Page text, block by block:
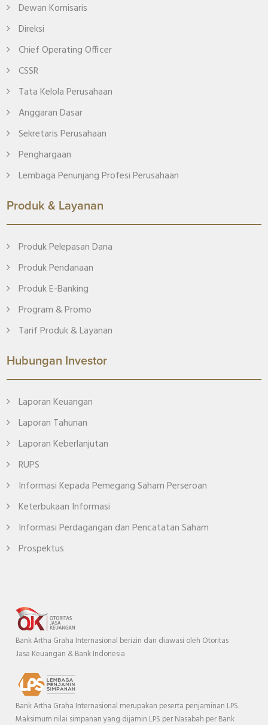
Dewan Komisaris
Direksi
Chief Operating Officer
CSSR
Tata Kelola Perusahaan
Anggaran Dasar
Sekretaris Perusahaan
Penghargaan
Lembaga Penunjang Profesi Perusahaan
Produk & Layanan
Produk Pelepasan Dana
Produk Pendanaan
Produk E-Banking
Program & Promo
Tarif Produk & Layanan
Hubungan Investor
Laporan Keuangan
Laporan Tahunan
Laporan Keberlanjutan
RUPS
Informasi Kepada Pemegang Saham Perseroan
Keterbukaan Informasi
Informasi Perdagangan dan Pencatatan Saham
Prospektus
Bank Artha Graha Internasional berizin dan diawasi oleh Otoritas
Jasa Keuangan & Bank Indonesia
Bank Artha Graha Internasional merupakan peserta penjaminan LPS.
Maksimum nilai simpanan yang dijamin LPS per Nasabah per Bank